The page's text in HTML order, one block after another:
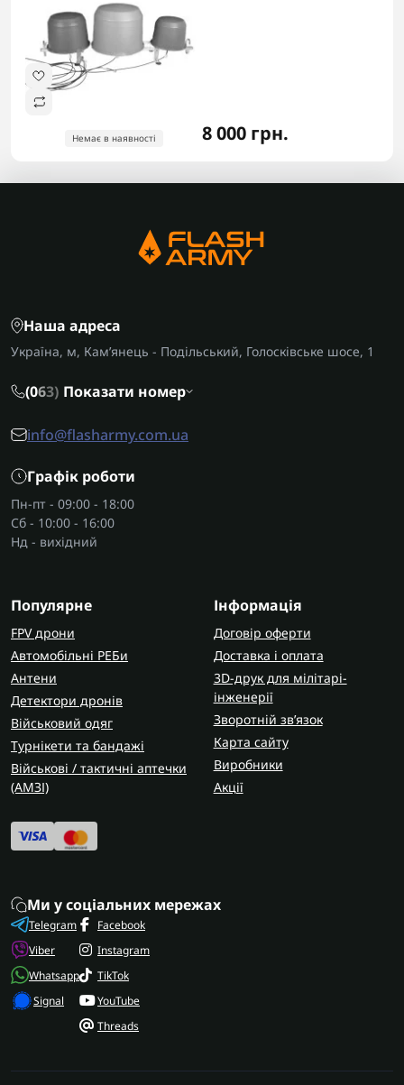
Немає в наявності 8 000 грн.
Наша адреса
Україна, м, Кам’янець - Подільський, Голосківське шосе, 1
(063) Показати номер
info@flasharmy.com.ua
Графік роботи
Пн-пт - 09:00 - 18:00
Сб - 10:00 - 16:00
Нд - вихідний
Популярне
FPV дрони
Автомобільні РЕБи
Антени
Детектори дронів
Військовий одяг
Турнікети та бандажі
Військові / тактичні аптечки
(AMЗІ)
Інформація
Договір оферти
Доставка і оплата
3D-друк для мілітарі-
інженерії
Зворотній зв’язок
Карта сайту
Виробники
Акції
Ми у соціальних мережах
Telegram
Viber
Whatsapp
Signal
Facebook
Instagram
TikTok
YouTube
Threads